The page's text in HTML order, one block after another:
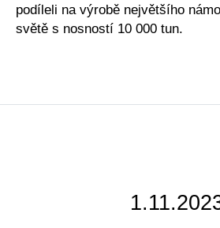
podíleli na výrobě největšího
světě s nosností 10 000 tun.